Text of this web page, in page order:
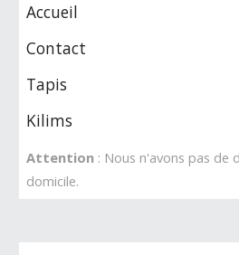
Accueil
Contact
Tapis
Kilims
Attention : Nous n'avons pas de
domicile.